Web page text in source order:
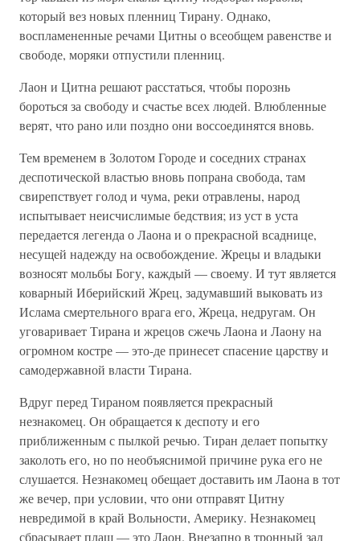
который вез новых пленниц Тирану. Однако,
воспламененные речами Цитны о всеобщем равенстве и
свободе, моряки отпустили пленниц.
Лаон и Цитна решают расстаться, чтобы порознь
бороться за свободу и счастье всех людей. Влюбленные
верят, что рано или поздно они воссоединятся вновь.
Тем временем в Золотом Городе и соседних странах
деспотической властью вновь попрана свобода, там
свирепствует голод и чума, реки отравлены, народ
испытывает неисчислимые бедствия; из уст в уста
передается легенда о Лаона и о прекрасной всаднице,
несущей надежду на освобождение. Жрецы и владыки
возносят мольбы Богу, каждый — своему. И тут является
коварный Иберийский Жрец, задумавший выковать из
Ислама смертельного врага его, Жреца, недругам. Он
уговаривает Тирана и жрецов сжечь Лаона и Лаону на
огромном костре — это-де принесет спасение царству и
самодержавной власти Тирана.
Вдруг перед Тираном появляется прекрасный
незнакомец. Он обращается к деспоту и его
приближенным с пылкой речью. Тиран делает попытку
заколоть его, но по необъяснимой причине рука его не
слушается. Незнакомец обещает доставить им Лаона в тот
же вечер, при условии, что они отправят Цитну
невредимой в край Вольности, Америку. Незнакомец
сбрасывает плащ — это Лаон. Внезапно в тронный зал